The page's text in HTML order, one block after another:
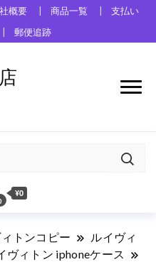
概要 商品一覧
支払い
郵便追跡
¥0
トンコピー
ルイヴィ
ヴィトン iphoneケース